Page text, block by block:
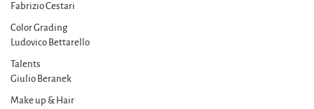
Fabrizio Cestari
Color Grading
Ludovico Bettarello
Talents
Giulio Beranek
Make up & Hair